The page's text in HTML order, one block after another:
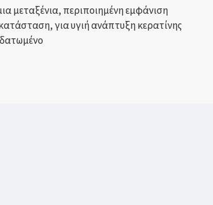
μεταξένια, περιποιημένη εμφάνιση
για υγιή ανάπτυξη κερατίνης